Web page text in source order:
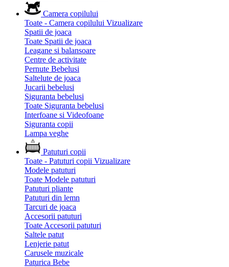
Camera copilului
Toate - Camera copilului Vizualizare
Spatii de joaca
Toate Spatii de joaca
Leagane si balansoare
Centre de activitate
Pernute Bebelusi
Saltelute de joaca
Jucarii bebelusi
Siguranta bebelusi
Toate Siguranta bebelusi
Interfoane si Videofoane
Siguranta copii
Lampa veghe
Patuturi copii
Toate - Patuturi copii Vizualizare
Modele patuturi
Toate Modele patuturi
Patuturi pliante
Patuturi din lemn
Tarcuri de joaca
Accesorii patuturi
Toate Accesorii patuturi
Saltele patut
Lenjerie patut
Carusele muzicale
Paturica Bebe